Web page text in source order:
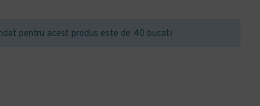
pentru acest produs este de 40 bucati